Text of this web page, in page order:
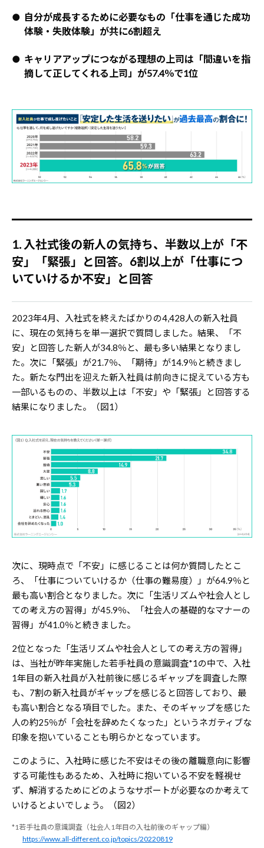
● 自分が成長するために必要なもの「仕事を通じた成功
体験・失敗体験」が共に6割超え
● キャリアアップにつながる理想の上司は「間違いを指
摘して正してくれる上司」が57.4％で1位
1. 入社式後の新人の気持ち、半数以上が「不
安」「緊張」と回答。6割以上が「仕事につ
いていけるか不安」と回答
2023年4月、入社式を終えたばかりの4,428人の新入社員
に、現在の気持ちを単一選択で質問しました。結果、「不
安」と回答した新人が34.8％と、最も多い結果となりまし
た。次に「緊張」が21.7％、「期待」が14.9％と続きまし
た。新たな門出を迎えた新入社員は前向きに捉えている方も
一部いるものの、半数以上は「不安」や「緊張」と回答する
結果になりました。（図1）
次に、現時点で「不安」に感じることは何か質問したとこ
ろ、「仕事についていけるか（仕事の難易度）」が64.9％と
最も高い割合となりました。次に「生活リズムや社会人とし
ての考え方の習得」が45.9％、「社会人の基礎的なマナーの
習得」が41.0％と続きました。
2位となった「生活リズムや社会人としての考え方の習得」
は、当社が昨年実施した若手社員の意識調査*1の中で、入社
1年目の新入社員が入社前後に感じるギャップを調査した際
も、7割の新入社員がギャップを感じると回答しており、最
も高い割合となる項目でした。また、そのギャップを感じた
人の約25％が「会社を辞めたくなった」というネガティブな
印象を抱いていることも明らかとなっています。
このように、入社時に感じた不安はその後の離職意向に影響
する可能性もあるため、入社時に抱いている不安を軽視せ
ず、解消するためにどのようなサポートが必要なのか考えて
いけるとよいでしょう。（図2）
*1若手社員の意識調査（社会人1年目の入社前後のギャップ編）
https://www.all-different.co.jp/topics/20220819